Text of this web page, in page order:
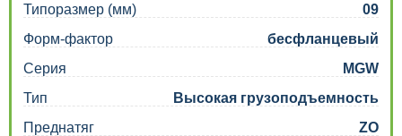
Типоразмер (мм)
09
Форм-фактор
бесфланцевый
Серия
MGW
Тип
Высокая грузоподъемность
Преднатяг
ZO